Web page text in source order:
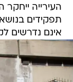
העירייה
תפקידים
אינם נדרשים